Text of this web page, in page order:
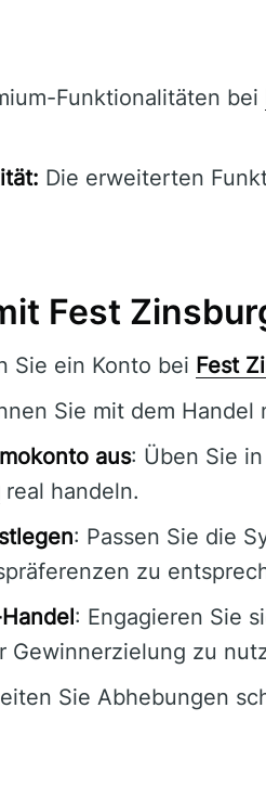
Funktionalitäten bei
Die erweiterten
Fest
Sie ein Konto bei Fest
Sie mit dem
aus: Üben Sie
real handeln.
: Passen Sie die
zu
: Engagieren Sie
Gewinnerzielung zu
Sie Abhebungen